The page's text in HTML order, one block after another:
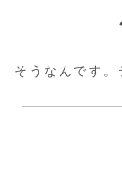
そうなんです。